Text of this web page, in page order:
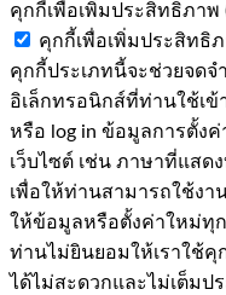
คุกกี้เพื่อเพิ่มประสิทธิภาพ
คุกกี้เพื่อเพิ่มประสิทธิภ
คุกกี้ประเภทนี้จะช่วยจด
อิเล็กทรอนิกส์ที่ท่านใช้เข้
หรือ log in ข้อมูลการตั้งค่
เว็บไซต์ เช่น ภาษาที่แสด
เพื่อให้ท่านสามารถใช้งา
ให้ข้อมูลหรือตั้งค่าใหม่ทุ
ท่านไม่ยินยอมให้เราใช้คุ
ได้ไม่สะดวกและไม่เต็มป